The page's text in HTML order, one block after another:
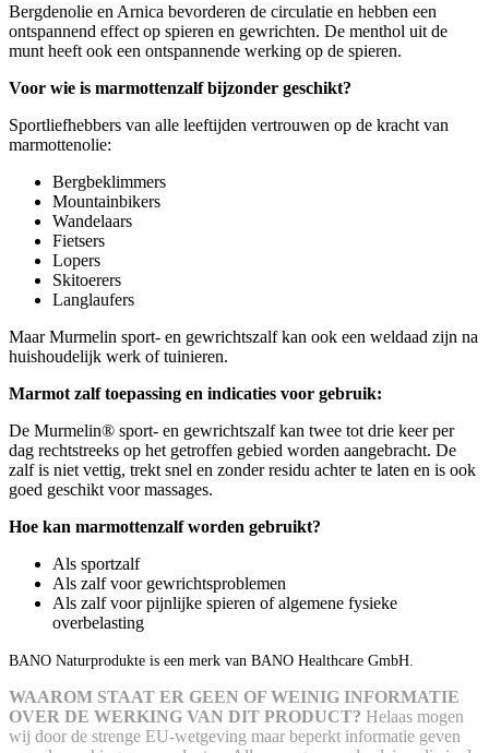
Bergdenolie en Arnica bevorderen de circulatie en hebben een
ontspannend effect op spieren en gewrichten. De menthol uit de
munt heeft ook een ontspannende werking op de spieren.
Voor wie is marmottenzalf bijzonder geschikt?
Sportliefhebbers van alle leeftijden vertrouwen op de kracht van
marmottenolie:
Bergbeklimmers
Mountainbikers
Wandelaars
Fietsers
Lopers
Skitoerers
Langlaufers
Maar Murmelin sport- en gewrichtszalf kan ook een weldaad zijn na
huishoudelijk werk of tuinieren.
Marmot zalf toepassing en indicaties voor gebruik:
De Murmelin® sport- en gewrichtszalf kan twee tot drie keer per
dag rechtstreeks op het getroffen gebied worden aangebracht. De
zalf is niet vettig, trekt snel en zonder residu achter te laten en is ook
goed geschikt voor massages.
Hoe kan marmottenzalf worden gebruikt?
Als sportzalf
Als zalf voor gewrichtsproblemen
Als zalf voor pijnlijke spieren of algemene fysieke
overbelasting
BANO Naturprodukte is een merk van BANO Healthcare GmbH.
WAAROM STAAT ER GEEN OF WEINIG INFORMATIE
OVER DE WERKING VAN DIT PRODUCT? Helaas mogen
wij door de strenge EU-wetgeving maar beperkt informatie geven